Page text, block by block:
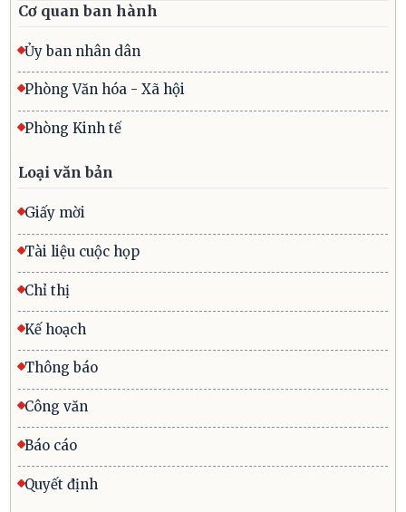
Cơ quan ban hành
Ủy ban nhân dân
Phòng Văn hóa - Xã hội
Phòng Kinh tế
Loại văn bản
Giấy mời
Tài liệu cuộc họp
Chỉ thị
Kế hoạch
Thông báo
Công văn
Báo cáo
Quyết định